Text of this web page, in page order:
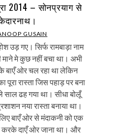
2014 – सोनप्रयाग से
GUSAIN
उड़ गए। सिर्फ रामबाड़ा नाम
मे कुछ नहीं बचा था। अभी
बाएँ ओर चल रहा था लेकिन
पूरा रास्ता जिस पहाड़ पर बना
साल ढह गया था। सीधा बोलूँ
नया रास्ता बनाया था।
बाएँ ओर से मंदाकनी को एक
करके दाएँ ओर जाना था। और